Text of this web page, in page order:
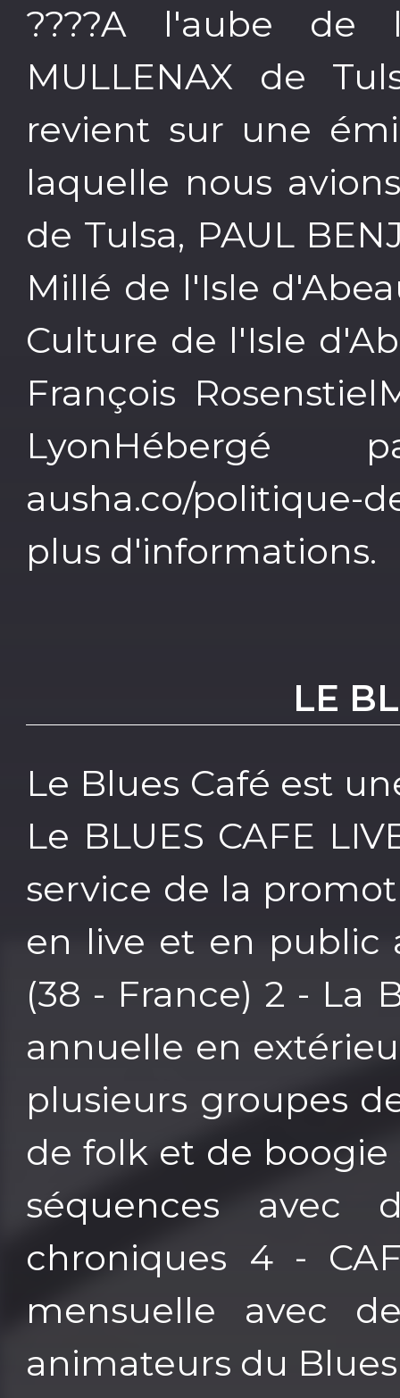
????A l'aube de
MULLENAX de
revient sur une
laquelle nous
de Tulsa, PAUL
Millé de l'Isle
Culture de l'Isle
François
LyonHébergé
ausha.co/
plus d'informations.
LE
Le Blues Café est
Le BLUES CAFE
service de la
en live et en public
(38 - France) 2 - La
annuelle en
plusieurs groupes
de folk et de boogie
séquences avec
chroniques 4 -
mensuelle avec
animateurs du